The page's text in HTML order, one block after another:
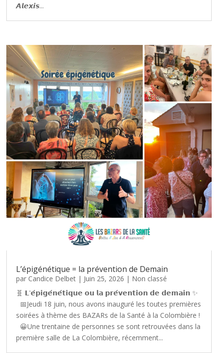
𝘼𝙡𝙚𝙭𝙞𝙨...
L’épigénétique = la prévention de Demain
par Candice Delbet | Juin 25, 2026 | Non classé
🧬 𝗟'𝗲́𝗽𝗶𝗴𝗲́𝗻𝗲́𝘁𝗶𝗾𝘂𝗲 𝗼𝘂 𝗹𝗮 𝗽𝗿𝗲́𝘃𝗲𝗻𝘁𝗶𝗼𝗻 𝗱𝗲 𝗱𝗲𝗺𝗮𝗶𝗻 ✨
📅Jeudi 18 juin, nous avons inauguré les toutes premières
soirées à thème des BAZARs de la Santé à la Colombière !
😀Une trentaine de personnes se sont retrouvées dans la
première salle de La Colombière, récemment...